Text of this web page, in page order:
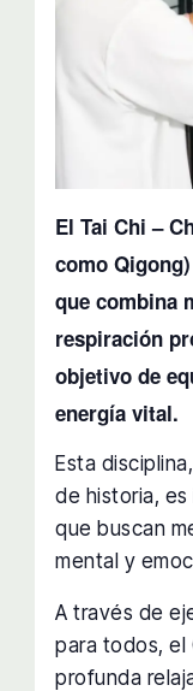
El Tai Chi –
como
que combina
respiración
objetivo de
energía vital.
Esta
de historia, es
que buscan
mental y
A través de
para todos, el
profunda